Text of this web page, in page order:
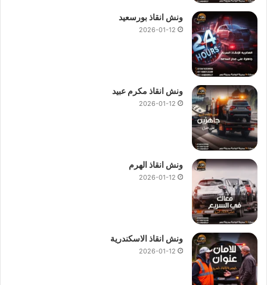
ونش انقاذ بورسعيد
2026-01-12
ونش انقاذ مكرم عبيد
2026-01-12
ونش انقاذ الهرم
2026-01-12
ونش انقاذ الاسكندرية
2026-01-12